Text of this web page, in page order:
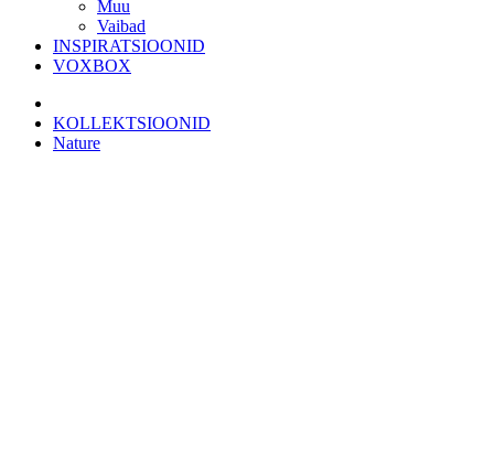
Muu
Vaibad
INSPIRATSIOONID
VOXBOX
KOLLEKTSIOONID
Nature